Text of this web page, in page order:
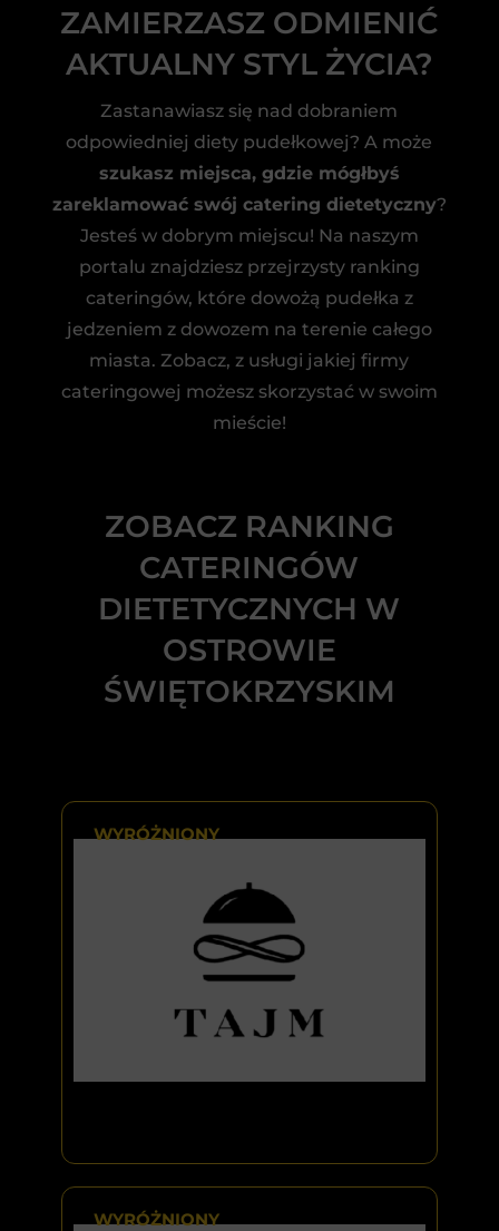
ZAMIERZASZ ODMIENIĆ
AKTUALNY STYL ŻYCIA?
Zastanawiasz się nad dobraniem
odpowiedniej diety pudełkowej? A może
szukasz miejsca, gdzie mógłbyś
zareklamować swój catering dietetyczny?
Jesteś w dobrym miejscu! Na naszym
portalu znajdziesz przejrzysty ranking
cateringów, które dowożą pudełka z
jedzeniem z dowozem na terenie całego
miasta. Zobacz, z usługi jakiej firmy
cateringowej możesz skorzystać w swoim
mieście!
ZOBACZ RANKING
CATERINGÓW
DIETETYCZNYCH W
OSTROWIE
ŚWIĘTOKRZYSKIM
WYRÓŻNIONY
WYRÓŻNIONY